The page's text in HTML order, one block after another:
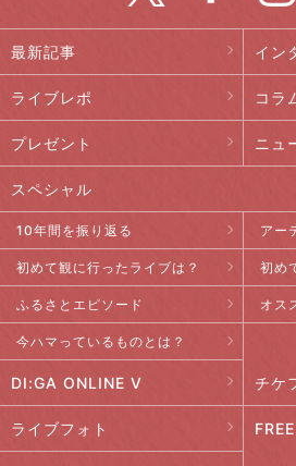
最新記事 イン
ライブレポ コラ
プレゼント ニュ
スペシャル
10年間を振り返る アー
初めて観に行ったライブは？ 初め
ふるさとエピソード オス
今ハマっているものとは？
DI:GA ONLINE V チケ
ライブフォト